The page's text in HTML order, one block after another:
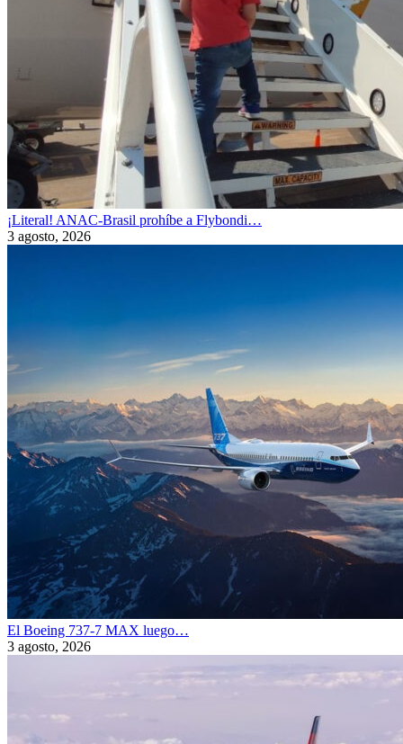
¡Literal! ANAC-Brasil prohíbe a Flybondi…
3 agosto, 2026
El Boeing 737-7 MAX luego…
3 agosto, 2026